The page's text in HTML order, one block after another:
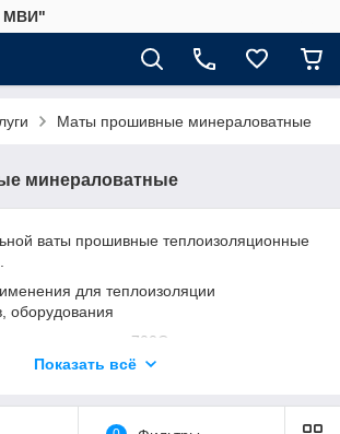
МВИ"
Маты прошивные минераловатные
минераловатные
ваты прошивные теплоизоляционные
для теплоизоляции
оборудования
применения до +700С
НГ
Показать всё